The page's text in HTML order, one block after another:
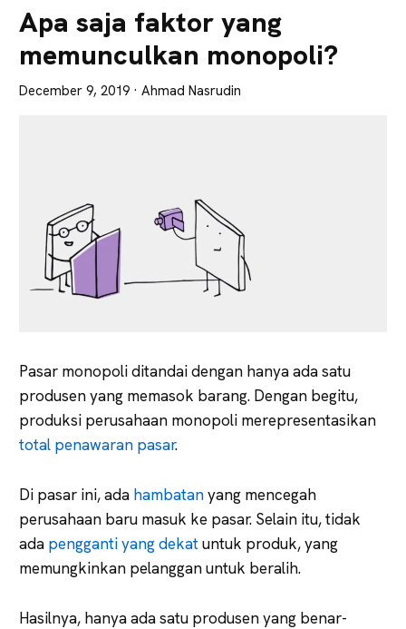
Tajam
Apa saja faktor yang
memunculkan monopoli?
December 9, 2019 · Ahmad Nasrudin
Pasar monopoli ditandai dengan hanya ada satu
produsen yang memasok barang. Dengan begitu,
produksi perusahaan monopoli merepresentasikan
total penawaran pasar.
Di pasar ini, ada hambatanyang mencegah
perusahaan baru masuk ke pasar. Selain itu, tidak
ada pengganti yang dekatuntuk produk, yang
memungkinkan pelanggan untuk beralih.
Hasilnya, hanya ada satu produsen yang benar-